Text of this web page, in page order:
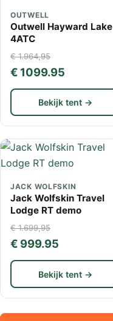
OUTWELL
Outwell Hayward Lake
4ATC
€ 1.964,95
€ 1099.95
Bekijk tent →
JACK WOLFSKIN
Jack Wolfskin Travel
Lodge RT demo
€ 1.699,95
€ 999.95
Bekijk tent →